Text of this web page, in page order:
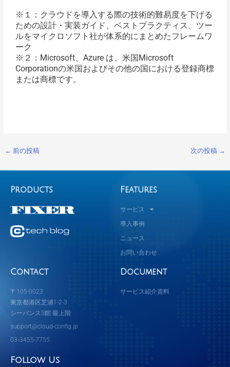
※１：クラウドを導入する際の技術的難易度を下げる
ための設計・実装ガイド、ベストプラクティス、ツー
ルをマイクロソフト社が体系的にまとめたフレームワ
ーク
※２：Microsoft、Azure は、米国Microsoft
Corporationの米国およびその他の国における登録商標
または商標です。
← 前の投稿 次の投稿 →
Products Features
サービス
導入事例
ニュース
お問い合わせ
Contact
〒105-0023
東京都港区芝浦1-2-3
シーバンスS館 最上階
support@cloud-config.jp
03‐3455-7755
Document
サービス紹介資料
Follow Us